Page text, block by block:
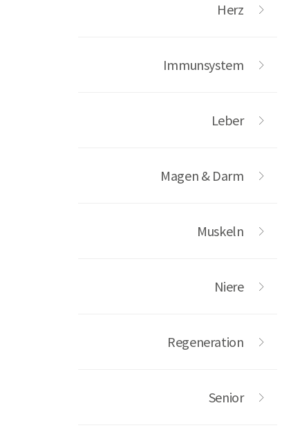
Herz
Immunsystem
Leber
Magen & Darm
Muskeln
Niere
Regeneration
Senior